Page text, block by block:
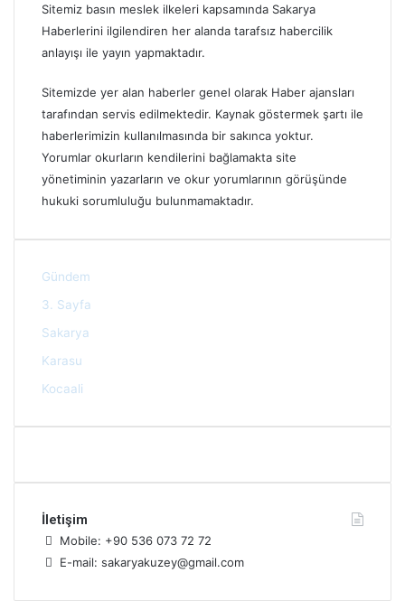
Sitemiz basın meslek ilkeleri kapsamında Sakarya
Haberlerini ilgilendiren her alanda tarafsız habercilik
anlayışı ile yayın yapmaktadır.
Sitemizde yer alan haberler genel olarak Haber ajansları
tarafından servis edilmektedir. Kaynak göstermek şartı ile
haberlerimizin kullanılmasında bir sakınca yoktur.
Yorumlar okurların kendilerini bağlamakta site
yönetiminin yazarların ve okur yorumlarının görüşünde
hukuki sorumluluğu bulunmamaktadır.
Gündem
3. Sayfa
Sakarya
Karasu
Kocaali
İletişim
Mobile: +90 536 073 72 72
E-mail: sakaryakuzey@gmail.com